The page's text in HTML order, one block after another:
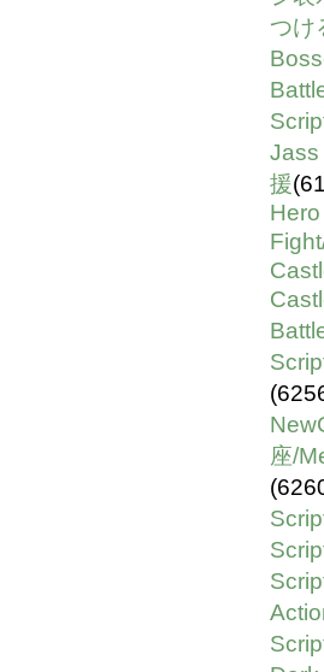
つけ
Jass
援
座/